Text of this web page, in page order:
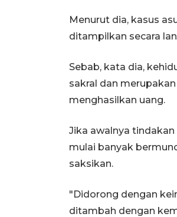
Menurut dia, kasus
ditampilkan secara
Sebab, kata dia,
sakral dan
menghasilkan uang.
Jika awalnya
mulai banyak
saksikan.
"Didorong dengan
ditambah dengan